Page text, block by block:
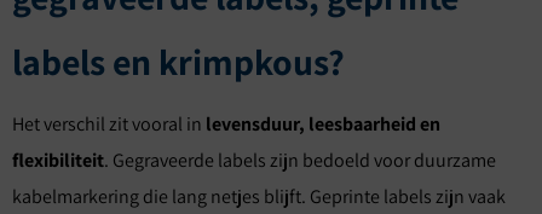
labels en krimpkous?
Het verschil zit vooral in levensduur, leesbaarheid en
flexibiliteit. Gegraveerde labels zijn bedoeld voor duurzame
kabelmarkering die lang netjes blijft. Geprinte labels zijn vaak